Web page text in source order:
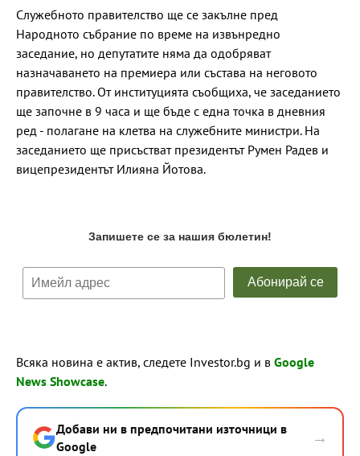
Служебното правителство ще се закълне пред
Народното събрание по време на извънредно
заседание, но депутатите няма да одобряват
назначаването на премиера или състава на неговото
правителство. От институцията съобщиха, че заседанието
ще започне в 9 часа и ще бъде с една точка в дневния
ред - полагане на клетва на служебните министри. На
заседанието ще присъстват президентът Румен Радев и
вицепрезидентът Илияна Йотова.
Всяка новина е актив, следете Investor.bg и в Google
News Showcase.
Добави ни в предпочитани източници в
Google
→